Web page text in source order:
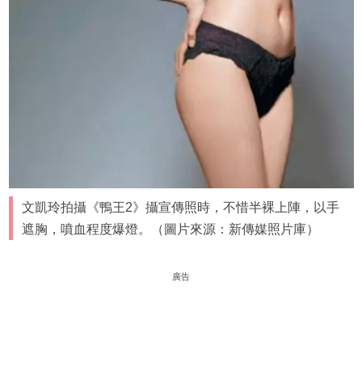
文凱玲拍攝《鴨王2》攝宣傳照時，不惜半裸上陣，以手
遮胸，噴血程度爆燈。（圖片來源：新傳媒照片庫）
廣告